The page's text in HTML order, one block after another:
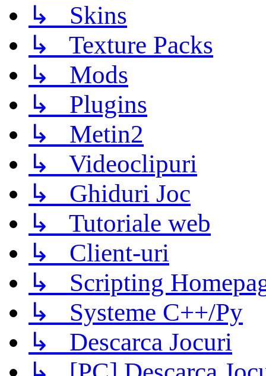
↳ Skins
↳ Texture Packs
↳ Mods
↳ Plugins
↳ Metin2
↳ Videoclipuri
↳ Ghiduri Joc
↳ Tutoriale web
↳ Client-uri
↳ Scripting
↳ Systeme C++/Py
↳ Descarca Jocuri